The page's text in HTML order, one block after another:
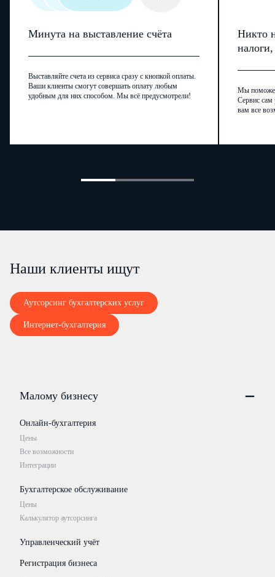
Минута на выставление счёта
Выставляйте счета из сервиса сразу с кнопкой оплаты.
Ваши клиенты смогут совершать оплату любым
удобным для них способом. Мы всё предусмотрели!
Никто
Мы
Сервис сам
вам все
Наши клиенты ищут
Аутсорсинг бухгалтерских услуг
Интернет-бухгалтерия
Малому бизнесу
Онлайн-бухгалтерия
Цены
Все возможности
Интеграции
Бухгалтерское обслуживание
Цены
Калькулятор аутсорсинга
Управленческий учёт
Регистрация бизнеса